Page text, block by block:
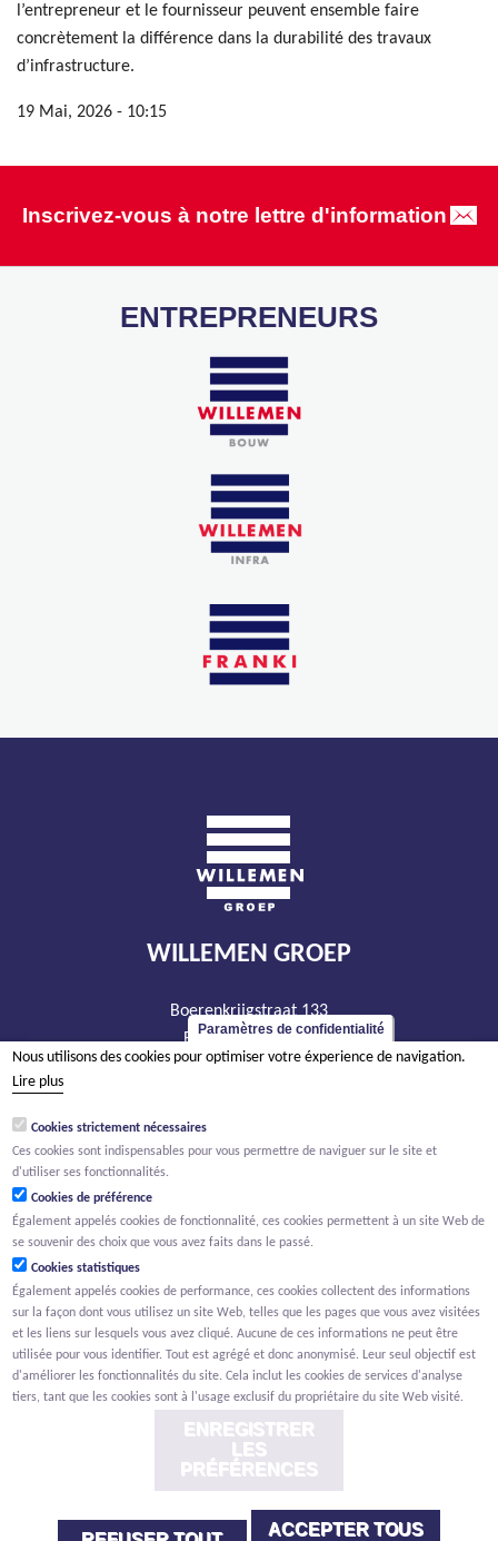
l’entrepreneur et le fournisseur peuvent ensemble faire
concrètement la différence dans la durabilité des travaux
d’infrastructure.
19 Mai, 2026 - 10:15
Inscrivez-vous à notre lettre d'information
ENTREPRENEURS
WILLEMEN GROEP
Boerenkrijgstraat 133
BE - 2800 Malines
tél +32 15 569 965
TVA BE 0466.256.432
RPM Anvers, département Malines
Renonciation Privacy Cookies Signalement des lanceurs d'alerte
Paramètres de confidentialité
Nous utilisons des cookies pour optimiser votre éxperience de navigation.
Lire plus
Cookies strictement nécessaires
Ces cookies sont indispensables pour vous permettre de naviguer sur le site et
d'utiliser ses fonctionnalités.
Cookies de préférence
Également appelés cookies de fonctionnalité, ces cookies permettent à un site Web de
se souvenir des choix que vous avez faits dans le passé.
Cookies statistiques
Également appelés cookies de performance, ces cookies collectent des informations
sur la façon dont vous utilisez un site Web, telles que les pages que vous avez visitées
et les liens sur lesquels vous avez cliqué. Aucune de ces informations ne peut être
utilisée pour vous identifier. Tout est agrégé et donc anonymisé. Leur seul objectif est
d'améliorer les fonctionnalités du site. Cela inclut les cookies de services d'analyse
tiers, tant que les cookies sont à l'usage exclusif du propriétaire du site Web visité.
ENREGISTRER
LES
PRÉFÉRENCES
ACCEPTER TOUS